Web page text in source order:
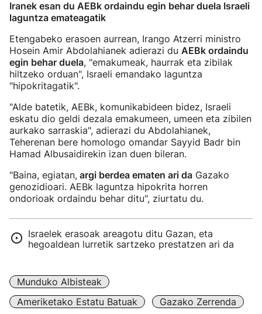
Iranek esan du AEBk ordaindu egin behar duela Israeli
laguntza emateagatik
Etengabeko erasoen aurrean, Irango Atzerri ministro
Hosein Amir Abdolahianek adierazi du AEBk ordaindu
egin behar duela, "emakumeak, haurrak eta zibilak
hiltzeko orduan", Israeli emandako laguntza
"hipokritagatik".
"Alde batetik, AEBk, komunikabideen bidez, Israeli
eskatu dio geldi dezala emakumeen, umeen eta zibilen
aurkako sarraskia", adierazi du Abdolahianek,
Teherenan bere homologo omandar Sayyid Badr bin
Hamad Albusaidirekin izan duen bileran.
"Baina, egiatan, argi berdea ematen ari da Gazako
genozidioari. AEBk laguntza hipokrita horren
ondorioak ordaindu behar ditu", ziurtatu du.
Israelek erasoak areagotu ditu Gazan, eta
hegoaldean lurretik sartzeko prestatzen ari da
Munduko Albisteak
Ameriketako Estatu Batuak
Gazako Zerrenda